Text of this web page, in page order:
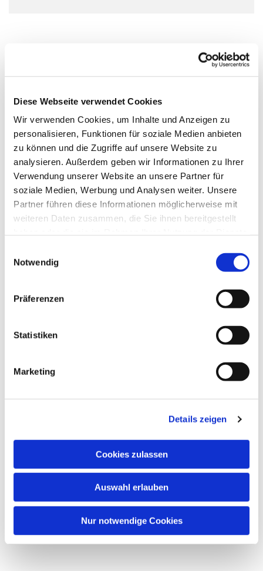
Diese Webseite verwendet Cookies
Wir verwenden Cookies, um Inhalte und Anzeigen zu
personalisieren, Funktionen für soziale Medien anbieten
zu können und die Zugriffe auf unsere Website zu
analysieren. Außerdem geben wir Informationen zu Ihrer
Verwendung unserer Website an unsere Partner für
soziale Medien, Werbung und Analysen weiter. Unsere
Partner führen diese Informationen möglicherweise mit
weiteren Daten zusammen, die Sie ihnen bereitgestellt
Notwendig
Präferenzen
Statistiken
Marketing
Details zeigen
Cookies zulassen
Auswahl erlauben
Nur notwendige Cookies